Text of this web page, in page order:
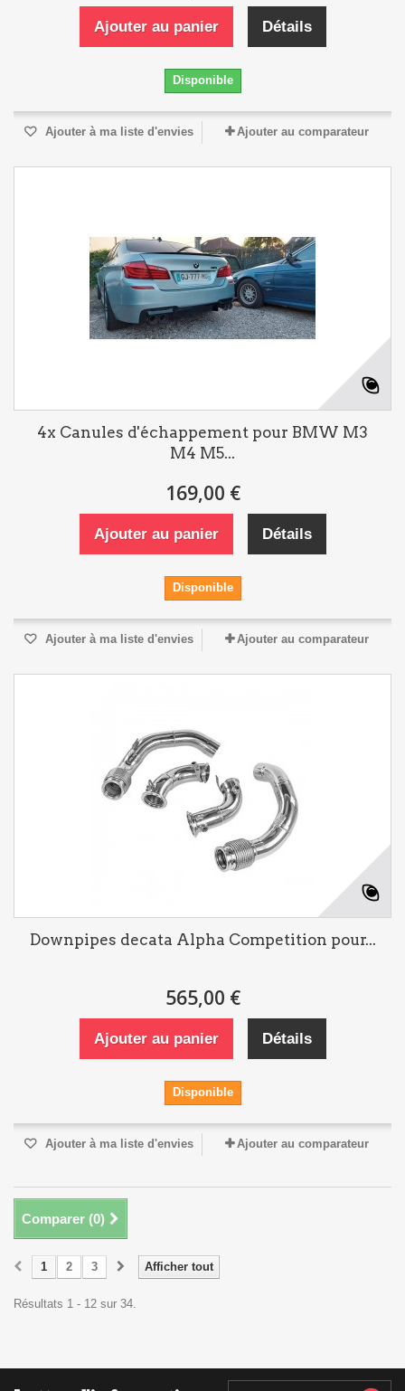
Ajouter au panier Détails
Disponible
Ajouter à ma liste d'envies Ajouter au comparateur
4x Canules d'échappement pour BMW M3
M4 M5...
169,00 €
Ajouter au panier Détails
Disponible
Ajouter à ma liste d'envies Ajouter au comparateur
Downpipes decata Alpha Competition pour...
565,00 €
Ajouter au panier Détails
Disponible
Ajouter à ma liste d'envies Ajouter au comparateur
Comparer (0)
Afficher tout
1 2 3
Résultats 1 - 12 sur 34.